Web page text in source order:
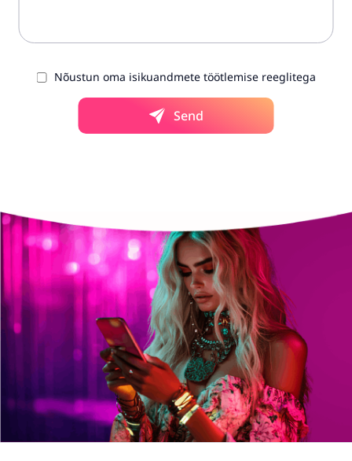
Nõustun oma isikuandmete töötlemise reeglitega
Send